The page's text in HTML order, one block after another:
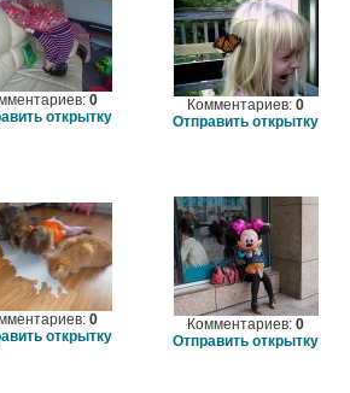
0
открытку
Комментариев: 0
Отправить открытку
0
открытку
Комментариев: 0
Отправить открытку